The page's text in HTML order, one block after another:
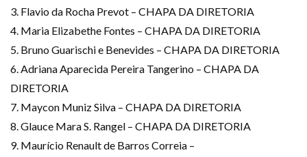
3. Flavio da Rocha Prevot – CHAPA DA DIRETORIA
4. Maria Elizabethe Fontes – CHAPA DA DIRETORIA
5. Bruno Guarischi e Benevides – CHAPA DA DIRETORIA
6. Adriana Aparecida Pereira Tangerino – CHAPA DA
DIRETORIA
7. Maycon Muniz Silva – CHAPA DA DIRETORIA
8. Glauce Mara S. Rangel – CHAPA DA DIRETORIA
9. Maurício Renault de Barros Correia –